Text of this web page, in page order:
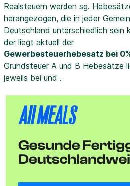
Realsteuern werden sg.
herangezogen, die in jeder
Deutschland unterschiedlich sein
der liegt aktuell der
Gewerbesteuerhebesatz bei
Grundsteuer A und B Hebesätze
jeweils bei und .